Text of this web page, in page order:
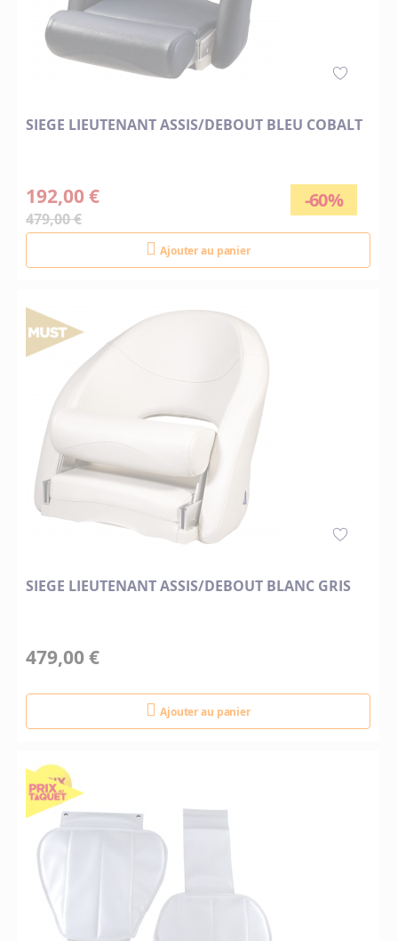
SIEGE LIEUTENANT ASSIS/DEBOUT BLEU COBALT
-60%
192,00 €
479,00 €
Ajouter au panier
SIEGE LIEUTENANT ASSIS/DEBOUT BLANC GRIS
479,00 €
Ajouter au panier